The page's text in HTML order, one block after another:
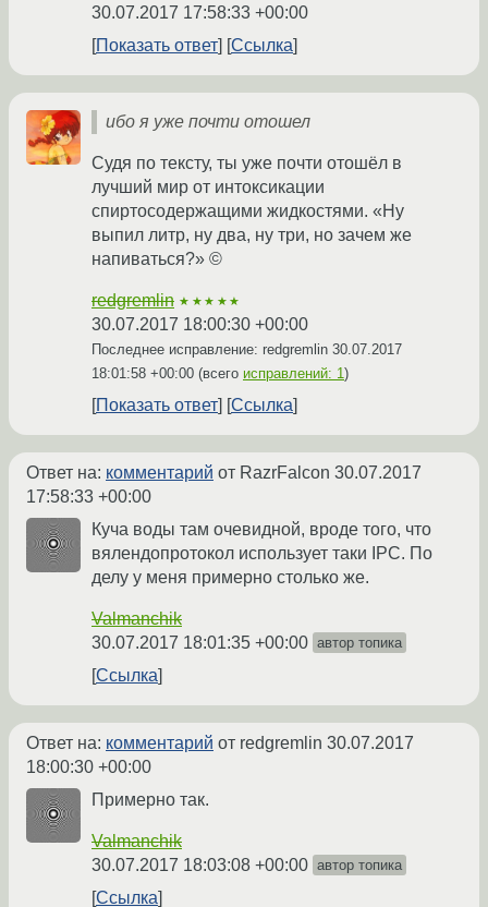
30.07.2017 17:58:33 +00:00
Показать ответ
Ссылка
ибо я уже почти отошел
Судя по тексту, ты уже почти отошёл в
лучший мир от интоксикации
спиртосодержащими жидкостями. «Ну
выпил литр, ну два, ну три, но зачем же
напиваться?» ©
redgremlin ★★★★★
30.07.2017 18:00:30 +00:00
Последнее исправление: redgremlin 30.07.2017
18:01:58 +00:00 (всего исправлений: 1)
Показать ответ Ссылка
Ответ на: комментарий от RazrFalcon 30.07.2017
17:58:33 +00:00
Куча воды там очевидной, вроде того, что
вялендопротокол использует таки IPC. По
делу у меня примерно столько же.
Valmanchik
30.07.2017 18:01:35 +00:00 автор топика
Ссылка
Ответ на: комментарий от redgremlin 30.07.2017
18:00:30 +00:00
Примерно так.
Valmanchik
30.07.2017 18:03:08 +00:00 автор топика
Ссылка